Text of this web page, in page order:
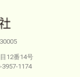
12番14号
1174